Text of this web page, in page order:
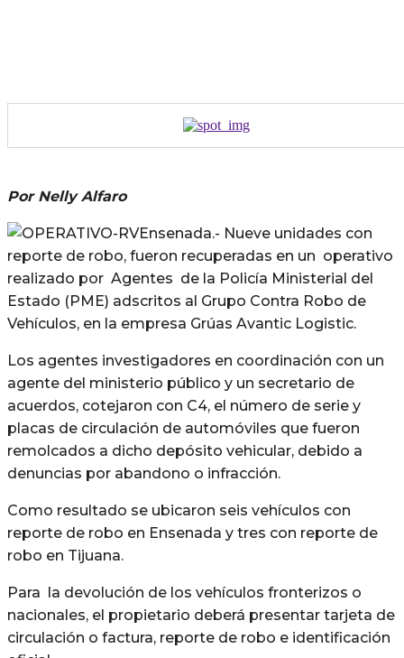
Por Nelly Alfaro
Ensenada.- Nueve unidades con
reporte de robo, fueron recuperadas en un operativo
realizado por Agentes de la Policía Ministerial del
Estado (PME) adscritos al Grupo Contra Robo de
Vehículos, en la empresa Grúas Avantic Logistic.
Los agentes investigadores en coordinación con un
agente del ministerio público y un secretario de
acuerdos, cotejaron con C4, el número de serie y
placas de circulación de automóviles que fueron
remolcados a dicho depósito vehicular, debido a
denuncias por abandono o infracción.
Como resultado se ubicaron seis vehículos con
reporte de robo en Ensenada y tres con reporte de
robo en Tijuana.
Para la devolución de los vehículos fronterizos o
nacionales, el propietario deberá presentar tarjeta de
circulación o factura, reporte de robo e identificación